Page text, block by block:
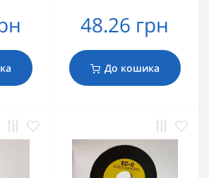
48.26 грн
До кошика